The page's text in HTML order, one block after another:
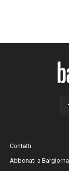
Contatti
Abbonati a